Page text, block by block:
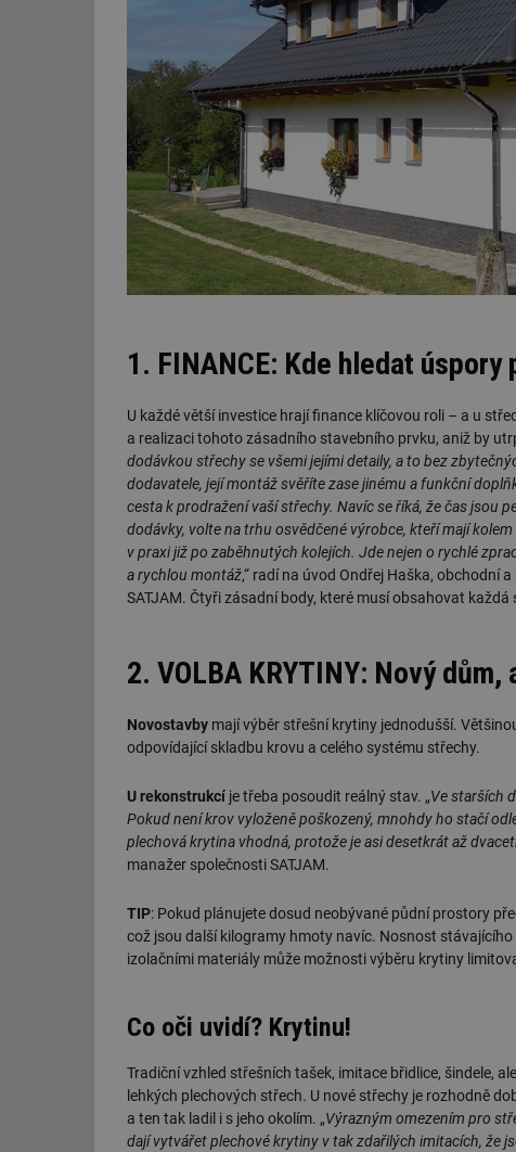
1. FINANCE: Kde hledat
U každé větší investice hrají finance klíčovou roli – a u
a realizaci tohoto zásadního stavebního prvku, aniž by
dodávkou střechy se všemi jejími detaily, a to bez
dodavatele, její montáž svěříte zase jinému a funkční
cesta k prodražení vaší střechy. Navíc se říká, že čas jsou
dodávky, volte na trhu osvědčené výrobce, kteří mají
v praxi již po zaběhnutých kolejích. Jde nejen o rychlé
a rychlou montáž,“ radí na úvod Ondřej Haška, obchodní
SATJAM. Čtyři zásadní body, které musí obsahovat
2. VOLBA KRYTINY: Nový
Novostavby mají výběr střešní krytiny jednodušší.
odpovídající skladbu krovu a celého systému střechy.
U rekonstrukcí je třeba posoudit reálný stav. „Ve starších
Pokud není krov vyloženě poškozený, mnohdy ho stačí
plechová krytina vhodná, protože je asi desetkrát až
manažer společnosti SATJAM.
TIP: Pokud plánujete dosud neobývané půdní prostory
což jsou další kilogramy hmoty navíc. Nosnost
izolačními materiály může možnosti výběru krytiny
Co oči uvidí? Krytinu!
Tradiční vzhled střešních tašek, imitace břidlice, šindele,
lehkých plechových střech. U nové střechy je rozhodně
a ten tak ladil i s jeho okolím. „Výrazným omezením pro
dají vytvářet plechové krytiny v tak zdařilých imitacích, že